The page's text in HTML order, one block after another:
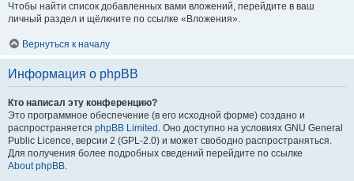
Чтобы найти список добавленных вами вложений, перейдите в ваш
личный раздел и щёлкните по ссылке «Вложения».
Вернуться к началу
Информация о phpBB
Кто написал эту конференцию?
Это программное обеспечение (в его исходной форме) создано и
распространяется phpBB Limited . Оно доступно на условиях GNU General
Public Licence, версии 2 (GPL-2.0) и может свободно распространяться.
Для получения более подробных сведений перейдите по ссылке
About phpBB.